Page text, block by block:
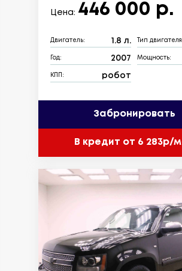
Цена: 446 000 р.
Двигатель: 1.8 л. Тип
Год: 2007 Мощность:
КПП: робот
Забронировать
В кредит от 6 283р/